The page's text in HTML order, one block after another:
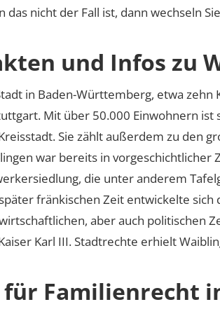
das nicht der Fall ist, dann wechseln
und Infos zu
in Baden-Württemberg, etwa
Mit über 50.000 Einwohnern
Sie zählt außerdem zu den
war bereits in
die unter anderem
fränkischen Zeit entwickelte
aber auch politischen
Karl III. Stadtrechte erhielt
für Familienrecht